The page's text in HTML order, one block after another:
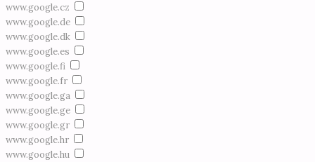
www.google.cz
www.google.de
www.google.dk
www.google.es
www.google.fi
www.google.fr
www.google.ga
www.google.ge
www.google.gr
www.google.hr
www.google.hu